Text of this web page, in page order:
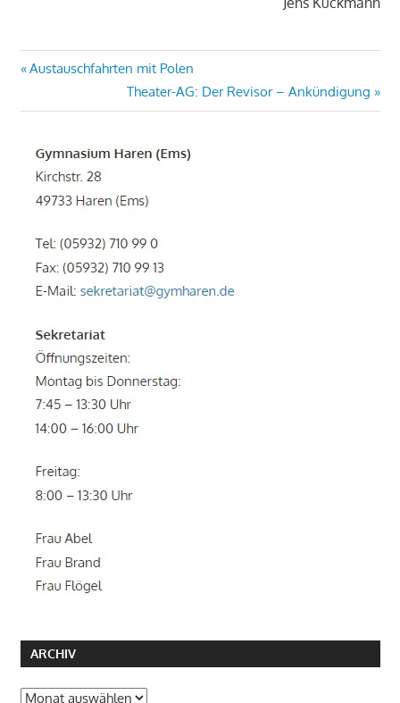
Beitragsnavigation
Vorheriger
Austauschfahrten mit Polen
Nächster
Beitrag:
Theater-AG: Der Revisor – Ankündigung
ARCHIV
Archiv